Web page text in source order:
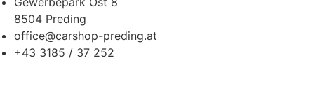
8504 Preding
office@carshop-preding.at
+43 3185 / 37 252